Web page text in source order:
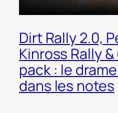
Dirt Rally 2.0,
Kinross Rally
pack : le
dans les notes